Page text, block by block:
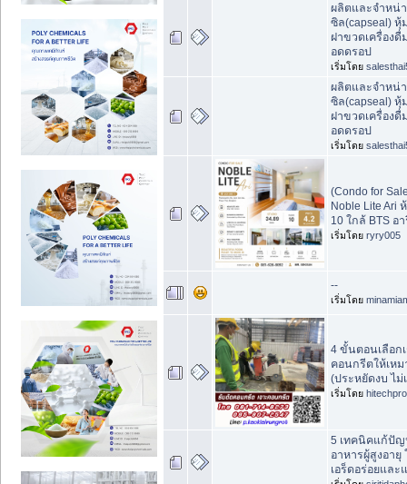
ผลิตและจำหน่
ซิล(capseal)
ฝาขวดเครื่อง
อดดรอป
เริ่มโดย
ผลิตและจำหน่
ซิล(capseal)
ฝาขวดเครื่อง
อดดรอป
เริ่มโดย
(Condo for
Noble Lite Ari
10 ใกล้ BTS อ
เริ่มโดย ryry005
--
เริ่มโดย
4 ขั้นตอนเลือก
คอนกรีตให้เห
(ประหยัดงบ ไม่
เริ่มโดย
5 เทคนิคแก้ปั
อาหารผู้สูงอายุ
เอร็ดอร่อยและ